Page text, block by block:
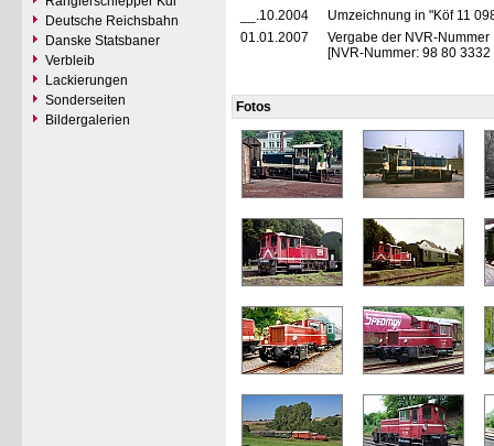
Deutsche Reichsbahn
Danske Statsbaner
Verbleib
Lackierungen
Sonderseiten
Bildergalerien
__.10.2004
Umzeichnung in "Köf 11
01.01.2007
Vergabe der NVR-Nummer
[NVR-Nummer: 98 80
Fotos